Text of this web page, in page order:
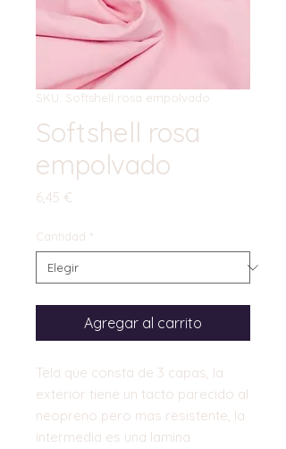
SKU: Softshell rosa empolvado
Softshell rosa
empolvado
6,45 €
Cantidad *
Agregar al carrito
Tela que consta de 3 capas, la
exterior tiene un tacto parecido al
neopreno pero mas resistente, la
intermedia es una lamina